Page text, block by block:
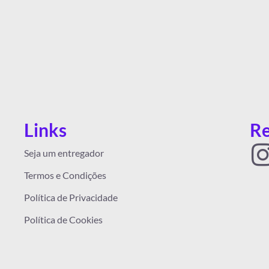
Links
Seja um entregador
Termos e Condições
Política de Privacidade
Política de Cookies
I